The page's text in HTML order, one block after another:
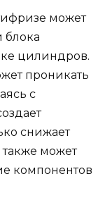
может
блока
цилиндров.
проникать
с
снижает
может
компонентов